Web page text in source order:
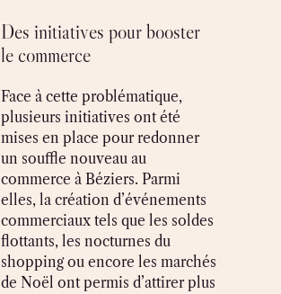
Des initiatives pour booster
le commerce
Face à cette problématique,
plusieurs initiatives ont été
mises en place pour redonner
un souffle nouveau au
commerce à Béziers. Parmi
elles, la création d’événements
commerciaux tels que les soldes
flottants, les nocturnes du
shopping ou encore les marchés
de Noël ont permis d’attirer plus